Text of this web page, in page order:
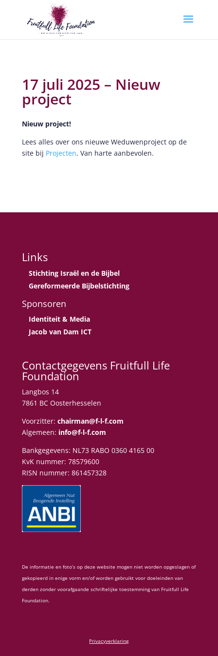
17 juli 2025 – Nieuw
project
Nieuw project!
Lees alles over ons nieuwe Weduwenproject op de
site bij Projecten. Van harte aanbevolen.
Links
Stichting Israël en de Bijbel
Gereformeerde Bijbelstichting
Sponsoren
Identiteit & Media
Jacob van Dam ICT
Contactgegevens Fruitfull Life
Foundation
Langbos 14
7861 BC Oosterhesselen
Voorzitter: chairman@f-l-f.com
Algemeen: info@f-l-f.com
Bankgegevens: NL73 RABO 0360 4165 00
KvK nummer: 78579600
RISN nummer: 861457328
De informatie en foto’s op deze website mogen niet worden opgeslagen of
gekopieerd in enige vorm en/of worden gebruikt voor doeleinden van
derden zonder voorafgaande schriftelijke toestemming van Fruitfull Life
Foundation.
Privacyverklaring